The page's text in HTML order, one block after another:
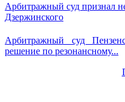
Арбитражный суд признал
Дзержинского
Арбитражный суд
решение по резонансному...